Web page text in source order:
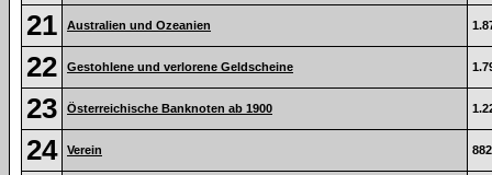
21 Australien und Ozeanien
22 Gestohlene und verlorene Geldscheine
23 Österreichische Banknoten ab 1900
24 Verein 882